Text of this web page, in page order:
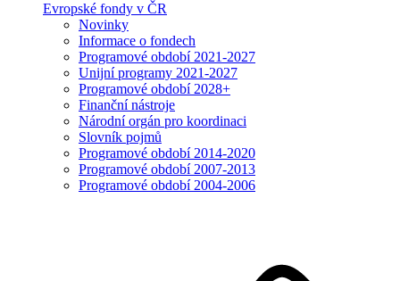
Evropské fondy v ČR
Novinky
Informace o fondech
Programové období 2021-2027
Unijní programy 2021-2027
Programové období 2028+
Finanční nástroje
Národní orgán pro koordinaci
Slovník pojmů
Programové období 2014-2020
Programové období 2007-2013
Programové období 2004-2006